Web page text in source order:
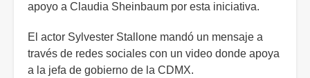
apoyo a Claudia Sheinbaum por esta iniciativa.
El actor Sylvester Stallone mandó un mensaje a
través de redes sociales con un video donde apoya
a la jefa de gobierno de la CDMX.